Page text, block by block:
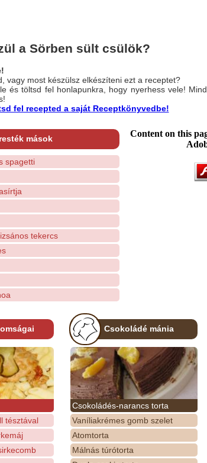
a Sörben sült csülök?
vagy most készülsz elkészíteni ezt a receptet?
és töltsd fel honlapunkra, hogy nyerhess vele!
fel recepted a saját Receptkönyvedbe!
mások
spagetti
tekercs
Content on this
tésztával
Csokoládé mánia
Csokoládés-narancs torta
Vaníliakrémes gomb szelet
Atomtorta
Málnás túrótorta